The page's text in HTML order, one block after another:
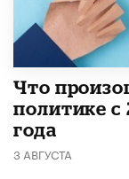
​Что
политике с
года
3 АВГУСТА